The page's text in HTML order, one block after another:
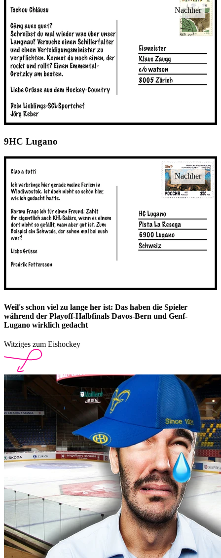
HC Lugano
Weil's schon viel zu lange her ist: Das haben die Spieler
während der Playoff-Halbfinals Davos-Bern und Genf-
Lugano wirklich gedacht
Witziges zum Eishockey